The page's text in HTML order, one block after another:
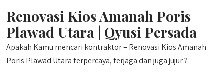
Renovasi Kios Amanah Poris
Plawad Utara | Qyusi Persada
Apakah Kamu mencari kontraktor – Renovasi Kios Amanah
Poris Plawad Utara terpercaya, terjaga dan juga jujur ?